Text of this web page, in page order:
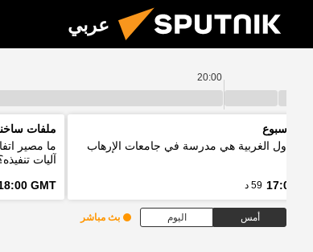
عربي
20:00
الأسبوع
الدول الغربية هي مدرسة في جامعات الإرهاب
17:00 59 د
ملفات
ما مصير
آليات
GMT
أمس اليوم بث مباشر